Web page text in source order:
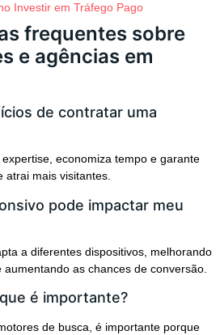
Investir em Tráfego Pago
frequentes sobre
e agências em
de contratar uma
economiza tempo e garante
atrai mais visitantes.
pode impactar meu
a diferentes dispositivos, melhorando
as chances de conversão.
é importante?
de busca, é importante porque